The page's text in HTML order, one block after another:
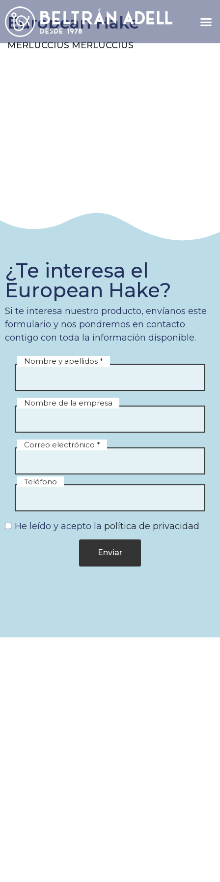
European Hake
MERLUCCIUS MERLUCCIUS
¿Te interesa el
European Hake?
Si te interesa nuestro producto, envíanos este
formulario y nos pondremos en contacto
contigo con toda la información disponible.
Nombre y apellidos *
Nombre de la empresa
Correo electrónico *
Teléfono
He leído y acepto la política de privacidad